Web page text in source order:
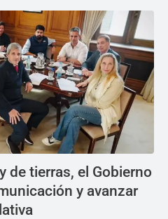
de tierras, el Gobierno
y avanzar